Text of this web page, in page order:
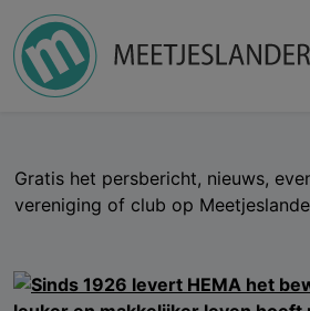
Gratis het persbericht, nieuws,
vereniging of club op